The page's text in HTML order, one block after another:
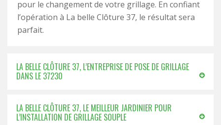
pour le changement de votre grillage. En confiant
l’opération à La belle Clôture 37, le résultat sera
parfait.
LA BELLE CLÔTURE 37, L’ENTREPRISE DE POSE DE GRILLAGE
DANS LE 37230
LA BELLE CLÔTURE 37, LE MEILLEUR JARDINIER POUR
L’INSTALLATION DE GRILLAGE SOUPLE